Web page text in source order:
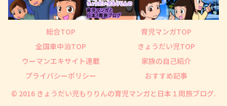
総合TOP
育児マンガTOP
全国車中泊TOP
きょうだい児TOP
ウーマンエキサイト連載
家族の自己紹介
プライバシーポリシー
おすすめ記事
© 2016 きょうだい児もりりんの育児マンガと日本１周旅ブログ.